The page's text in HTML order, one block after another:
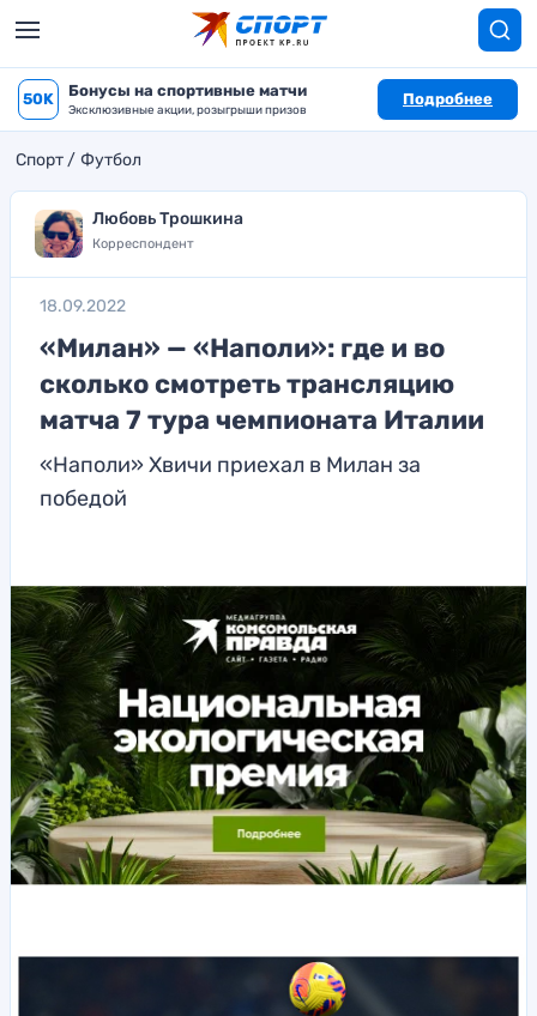
50K Бонусы на спортивные матчи
Эксклюзивные акции, розыгрыши призов
Подробнее
Спорт Футбол
Любовь Трошкина
Корреспондент
18.09.2022
«Милан» — «Наполи»: где и во
сколько смотреть трансляцию
матча 7 тура чемпионата Италии
«Наполи» Хвичи приехал в Милан за
победой